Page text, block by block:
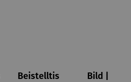
Beistelltis
Bild |